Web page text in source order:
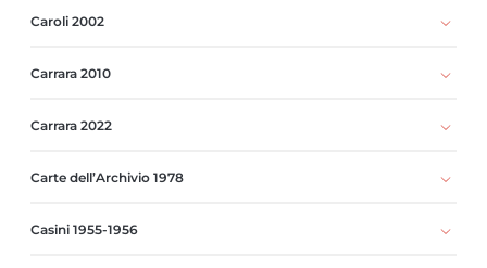
Caroli 2002
Carrara 2010
Carrara 2022
Carte dell’Archivio 1978
Casini 1955-1956